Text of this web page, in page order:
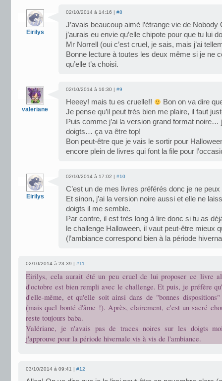
Eirilys
02/10/2014 à 14:16 | #8
J’avais beaucoup aimé l’étrange vie de
j’aurais eu envie qu’elle chipote pour que tu lui
Mr Norrell (oui c’est cruel, je sais, mais j’ai
Bonne lecture à toutes les deux même si je ne
qu’elle t’a choisi.
valeriane
02/10/2014 à 16:30 | #9
Heeey! mais tu es cruelle!!
Bon on va dire
Je pense qu’il peut très bien me plaire, il faut
Puis comme j’ai la version grand format noire…
doigts… ça va être top!
Bon peut-être que je vais le sortir pour
encore plein de livres qui font la file pour
Eirilys
02/10/2014 à 17:02 | #10
C’est un de mes livres préférés donc je ne
Et sinon, j’ai la version noire aussi et elle ne
doigts il me semble.
Par contre, il est très long à lire donc si tu as
le challenge Halloween, il vaut peut-être mieux
(l’ambiance correspond bien à la période
02/10/2014 à 23:39 | #11
Eirilys, cela aurait été un peu cruel de lui proposer ce livre
d'octobre est bien rempli avec le challenge. Et puis, je préfère
d'elle-même, et qu'elle soit ainsi dans de "bonnes
(mais quel bonté d'âme !). Après, clairement, c'est un sacré
reste toujours baba.
Valériane, je n'avais pas de traces noires sur les doigts
j'approuve pour la période hivernale vis à vis de l'ambiance.
03/10/2014 à 09:41 | #12